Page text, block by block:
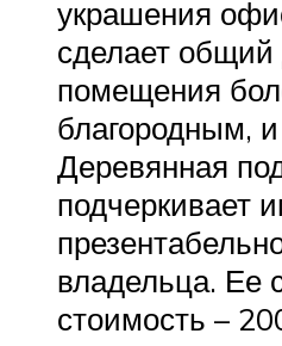
украшения
сделает общий
помещения
благородным,
Деревянная
подчеркивает
владельца. Ее
стоимость –